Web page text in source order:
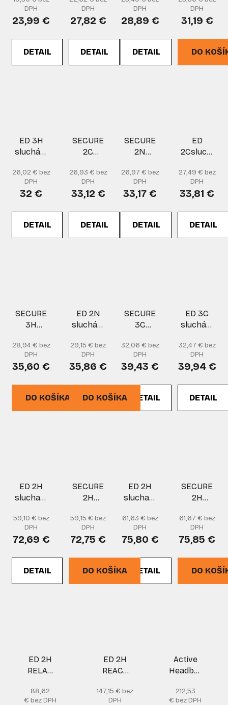
DEFENDER
green
DPH
23,99 €
DETAIL
yellow
DPH
27,82 €
DETAIL
green
DPH
28,89 €
DETAIL
DPH
31,19 €
DO
ED 3H
sluchátka-
DEFENDER
orange
26,02 € bez
DPH
32 €
DETAIL
SECURE
2C
26,93 € bez
DPH
33,12 €
DETAIL
SECURE
2N
26,97 € bez
DPH
33,17 €
DETAIL
ED
DEFENDER
yellow
27,49 € bez
DPH
33,81 €
DETAIL
SECURE
3H
28,94 € bez
DPH
35,60 €
DO KOŠÍKA
ED 2N
sluchátka-
DEFENDER
yellow
29,15 € bez
DPH
35,86 €
DO KOŠÍKA
SECURE
3C
32,06 € bez
DPH
39,43 €
DETAIL
ED 3C
sluchátka-
32,47 € bez
DPH
39,94 €
DETAIL
ED 2H
sluchatka/PC
59,10 € bez
DPH
72,69 €
DETAIL
SECURE
2H
2H
sluchatka/PC
štít
59,15 € bez
DPH
72,75 €
DO KOŠÍKA
ED 2H
sluchatka/drôtený
61,63 € bez
DPH
75,80 €
DETAIL
SECURE
2H
2H
sluchatka/
štít
61,67 € bez
DPH
75,85 €
DO
ED 2H
RELAX
DEFENDER
88,62
€ bez DPH
ED 2H
REACT
DEFENDER
147,15 € bez
DPH
Active
Headband
212,53
€ bez DPH